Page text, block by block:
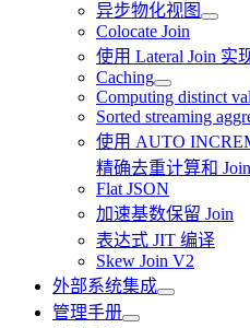
异步物化视图
Colocate Join
使用 Lateral Join 实
Caching
Computing distinct
Sorted streaming
使用 AUTO
精确去重计算和 Join
Flat JSON
加速基数保留 Join
表达式 JIT 编译
Skew Join V2
外部系统集成
管理手册